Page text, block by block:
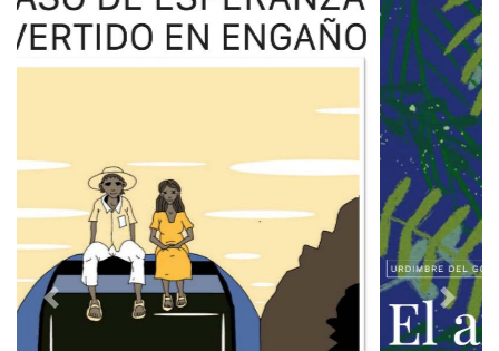
Previous Next